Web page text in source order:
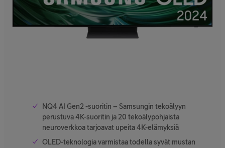
NQ4 AI Gen2 -suoritin – Samsungin tekoälyyn
perustuva 4K-suoritin ja 20 tekoälypohjaista
neuroverkkoa tarjoavat upeita 4K-elämyksiä
OLED-teknologia varmistaa todella syvät mustan